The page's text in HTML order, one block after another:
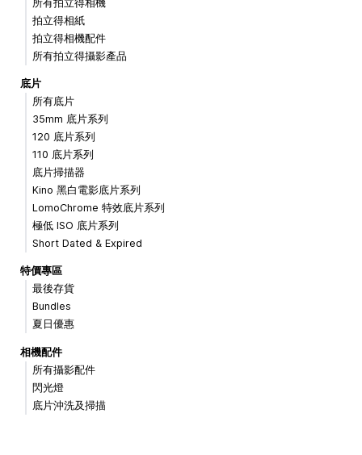
所有拍立得相機
拍立得相紙
拍立得相機配件
所有拍立得攝影產品
底片
所有底片
35mm 底片系列
120 底片系列
110 底片系列
底片掃描器
Kino 黑白電影底片系列
LomoChrome 特效底片系列
極低 ISO 底片系列
Short Dated & Expired
特價專區
最後存貨
Bundles
夏日優惠
相機配件
所有攝影配件
閃光燈
底片沖洗及掃描